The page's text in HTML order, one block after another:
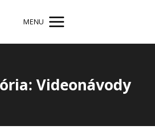
MENU
Videonávody